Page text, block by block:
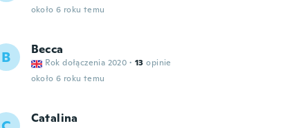
około 6 roku temu
B Becca
Rok dołączenia 2020 · 13 opinie
około 6 roku temu
Catalina